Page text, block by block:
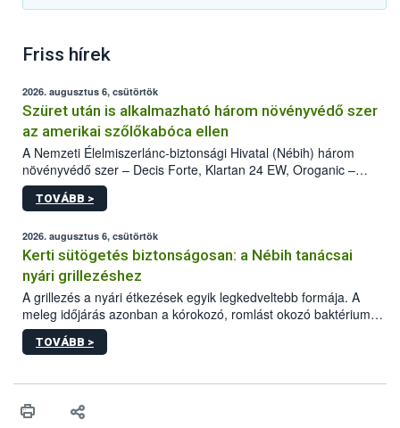
Friss hírek
2026. augusztus 6, csütörtök
Szüret után is alkalmazható három növényvédő szer
az amerikai szőlőkabóca ellen
A Nemzeti Élelmiszerlánc-biztonsági Hivatal (Nébih) három
növényvédő szer – Decis Forte, Klartan 24 EW, Oroganic –
engedélyokiratát módosította, így azok a szüretet követően,
egészen a vesszőérettség (BBCH 91) stádiumáig
érésű szőlőkben is legyen lehetőség a károsító elleni további
védekezésre. Az Oroganic készítmény kis kiszerelésben kiskerti
felhasználók számára is elérhető és ökológiai termesztésben is
engedélyezett.
TOVÁBB >
2026. augusztus 6, csütörtök
Kerti sütögetés biztonságosan: a Nébih tanácsai
nyári grillezéshez
A grillezés a nyári étkezések egyik legkedveltebb formája. A
meleg időjárás azonban a kórokozó, romlást okozó baktériumok
gyorsabb szaporodásának is kedvez. A szabadtéri sütögetés
ezért nem csupán a megfelelő sütési technikáról szól: legalább
higiéniai szabályok betartása, a megfelelő hőkezelés, valamint a
biztonsági Hivatal (Nébih) Oktatási Programja összegyűjtötte a
TOVÁBB >